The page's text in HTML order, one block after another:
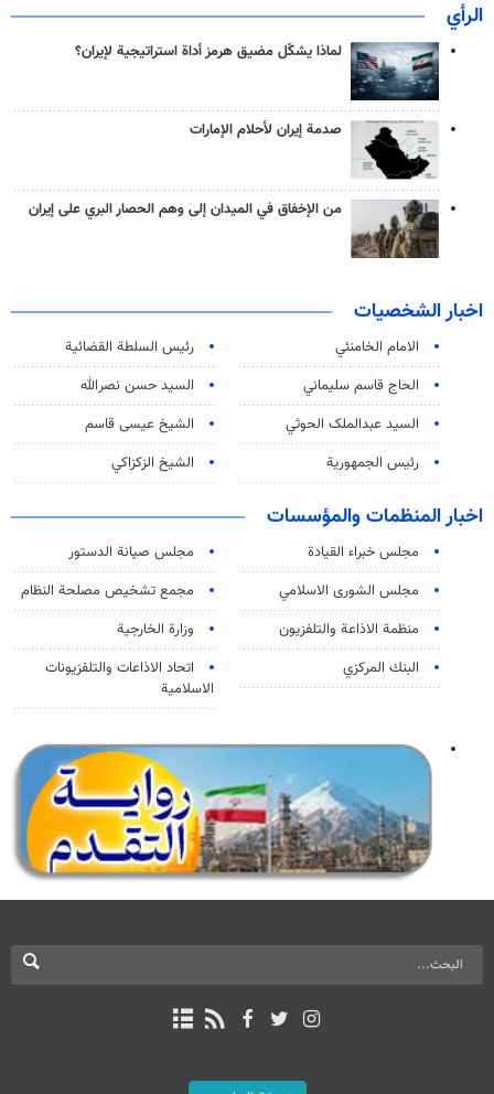
الرأي
لماذا يشكّل مضيق هرمز أداة استراتيجية لإيران؟
صدمة إيران لأحلام الإمارات
من الإخفاق في الميدان إلى وهم الحصار البري على إيران
اخبار الشخصيات
الامام الخامنئي
رئیس السلطة القضائیة
الحاج قاسم سليماني
السيد حسن نصرالله
السید عبدالملک الحوثي
الشيخ عيسى قاسم
رئيس الجمهورية
الشيخ الزكزاكي
اخبار المنظمات والمؤسسات
مجلس خبراء القيادة
مجلس صيانة الدستور
مجلس الشورى الاسلامي
مجمع تشخيص مصلحة النظام
منظمة الاذاعة والتلفزیون
وزارة الخارجية
البنك المركزي
اتحاد الاذاعات والتلفزيونات
الاسلامية